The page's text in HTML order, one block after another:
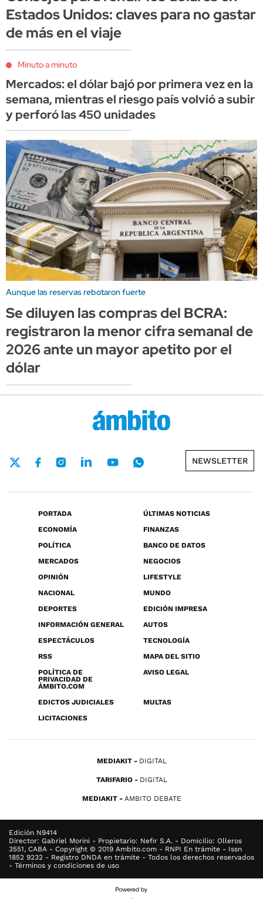
Estados Unidos: claves para no gastar
de más en el viaje
Minuto a minuto
Mercados: el dólar bajó por primera vez en la
semana, mientras el riesgo país volvió a subir
y perforó las 450 unidades
Aunque las reservas rebotaron fuerte
Se diluyen las compras del BCRA:
registraron la menor cifra semanal de
2026 ante un mayor apetito por el
dólar
NEWSLETTER
PORTADA
ÚLTIMAS NOTICIAS
ECONOMÍA
FINANZAS
POLÍTICA
BANCO DE DATOS
MERCADOS
NEGOCIOS
OPINIÓN
LIFESTYLE
NACIONAL
MUNDO
DEPORTES
EDICIÓN IMPRESA
INFORMACIÓN GENERAL
AUTOS
ESPECTÁCULOS
TECNOLOGÍA
RSS
MAPA DEL SITIO
POLÍTICA DE
PRIVACIDAD DE
ÁMBITO.COM
AVISO LEGAL
EDICTOS JUDICIALES
MULTAS
LICITACIONES
MEDIAKIT DIGITAL
TARIFARIO DIGITAL
MEDIAKIT AMBITO DEBATE
Edición N9414
Director: Gabriel Morini - Propietario: Nefir S.A. - Domicilio: Olleros
3551, CABA - Copyright © 2019 Ambito.com - RNPI En trámite - Issn
1852 9232 - Registro DNDA en trámite - Todos los derechos reservados
- Términos y condiciones de uso